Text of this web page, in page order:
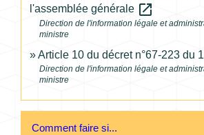
l'assemblée générale open_in_new
Direction de l'information légale et
ministre
Article 10 du décret n°67-223 du
Direction de l'information légale et
ministre
Comment faire si...